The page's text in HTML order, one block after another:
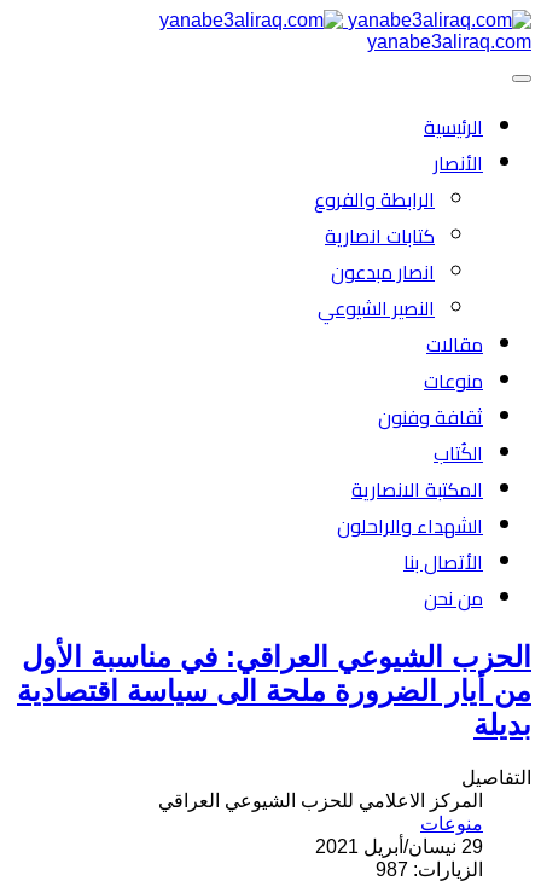
yanabe3aliraq.com
الرئیسية
الأنصار
الرابطة والفروع
كتابات انصارية
انصار مبدعون
النصیر الشیوعي
مقالات
منوعات
ثقافة وفنون
الكُتاب
المكتبة الانصارية
الشهداء والراحلون
الأتصال بنا
من نحن
الحزب الشيوعي العراقي: في مناسبة الأول
من أيار الضرورة ملحة الى سياسة اقتصادية
بديلة
التفاصيل
المركز الاعلامي للحزب الشيوعي العراقي
منوعات
29 نيسان/أبريل 2021
الزيارات: 987